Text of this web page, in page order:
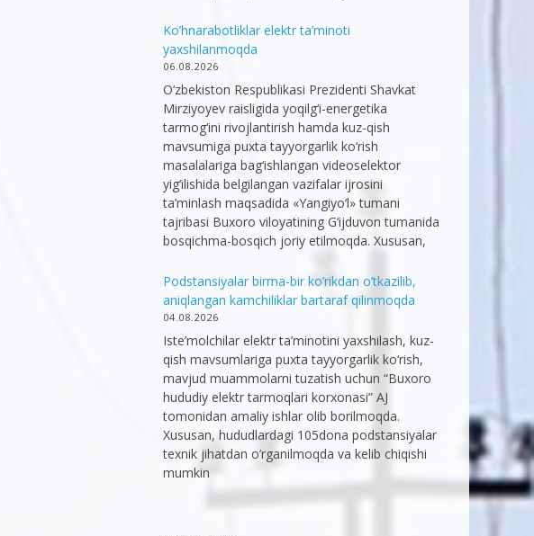
Ko’hnarabotliklar elektr ta’minoti
yaxshilanmoqda
06.08.2026
O‘zbekiston Respublikasi Prezidenti Shavkat
Mirziyoyev raisligida yoqilg‘i-energetika
tarmog‘ini rivojlantirish hamda kuz-qish
mavsumiga puxta tayyorgarlik ko‘rish
masalalariga bag‘ishlangan videoselektor
yig‘ilishida belgilangan vazifalar ijrosini
ta’minlash maqsadida «Yangiyo‘l» tumani
tajribasi Buxoro viloyatining G‘ijduvon tumanida
bosqichma-bosqich joriy etilmoqda. Xususan,
Podstansiyalar birma-bir ko’rikdan o’tkazilib,
aniqlangan kamchiliklar bartaraf qilinmoqda
04.08.2026
Iste’molchilar elektr ta’minotini yaxshilash, kuz-
qish mavsumlariga puxta tayyorgarlik ko‘rish,
mavjud muammolarni tuzatish uchun “Buxoro
hududiy elektr tarmoqlari korxonasi” AJ
tomonidan amaliy ishlar olib borilmoqda.
Xususan, hududlardagi 105dona podstansiyalar
texnik jihatdan o’rganilmoqda va kelib chiqishi
mumkin